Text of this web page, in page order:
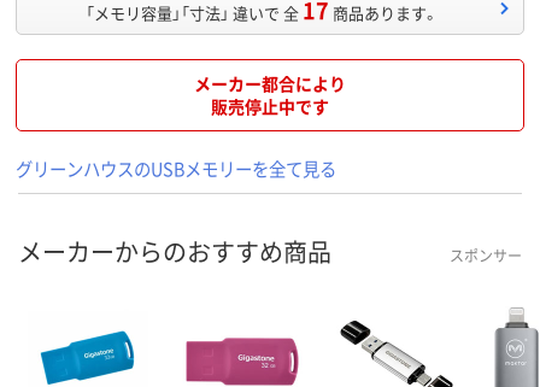
「メモリ容量」「寸法」 違いで 全 17 商品あります。
メーカー都合により
販売停止中です
グリーンハウスのUSBメモリーを全て見る
メーカーからのおすすめ商品 スポンサー